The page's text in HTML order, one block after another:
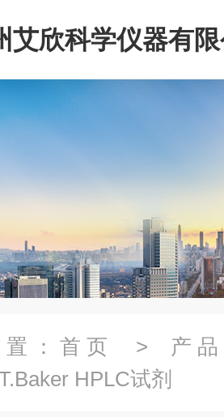
艾欣科学仪器有
： 首页 > 产
J.T.Baker HPLC试剂